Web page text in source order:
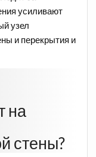
усиливают
узел
и перекрытия и
на
стены?